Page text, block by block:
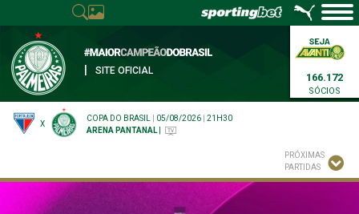
SITE OFICIAL
166.172
SÓCIOS
X
COPA DO BRASIL 05/08/2026
21H30
ARENA PANTANAL
PRÓXIMAS
PARTIDAS